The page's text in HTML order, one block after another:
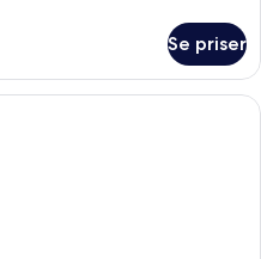
Se priser
En overdækket udendørs